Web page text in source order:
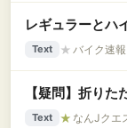
レギュラーとハ
Text ★ バイク速
【疑問】折り
Text ★ なんJク